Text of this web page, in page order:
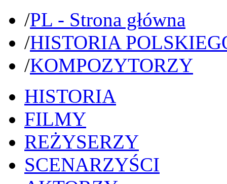
/PL - Strona główna
/HISTORIA
/KOMPOZYTORZY
HISTORIA
FILMY
REŻYSERZY
SCENARZYŚCI